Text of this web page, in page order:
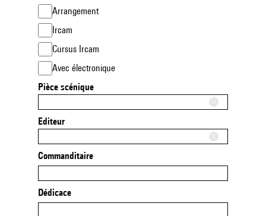
Arrangement
Ircam
Cursus Ircam
Avec électronique
Pièce scénique
Editeur
Commanditaire
Dédicace